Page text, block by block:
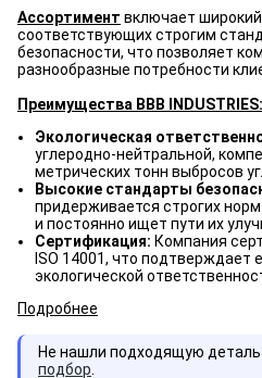
Ассортимент включает
соответствующих строгим
безопасности, что позволяет
разнообразные потребности
Преимущества BBB INDUSTRIES:
Экологическая
углеродно-нейтральной,
метрических тонн выбросов
Высокие стандарты
придерживается строгих
и постоянно ищет пути их
Сертификация: Компания
ISO 14001, что подтверждает
экологической
Подробнее
Не нашли подходящую
подбор